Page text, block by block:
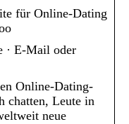
für Online-Dating
· E-Mail oder
Online-Dating-
chatten, Leute in
neue